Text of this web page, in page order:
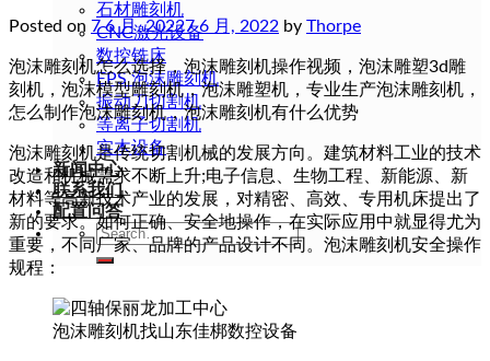
石材雕刻机
CNC激光设备
数控铣床
EPS 泡沫雕刻机
振动刀切割机
等离子切割机
实木设备
新闻中心
联系我们
配置问答
Search
for:
Posted on 7 6 月, 20227 6 月, 2022 by Thorpe
泡沫雕刻机怎么选择，泡沫雕刻机操作视频，泡沫雕塑3d雕
刻机，泡沫模型雕刻机，泡沫雕塑机，专业生产泡沫雕刻机，
怎么制作泡沫雕刻机，泡沫雕刻机有什么优势
泡沫雕刻机是传统切割机械的发展方向。建筑材料工业的技术
改造和机械需求不断上升;电子信息、生物工程、新能源、新
材料等高新技术产业的发展，对精密、高效、专用机床提出了
新的要求。如何正确、安全地操作，在实际应用中就显得尤为
重要，不同厂家、品牌的产品设计不同。泡沫雕刻机安全操作
规程：
泡沫雕刻机找山东佳梆数控设备